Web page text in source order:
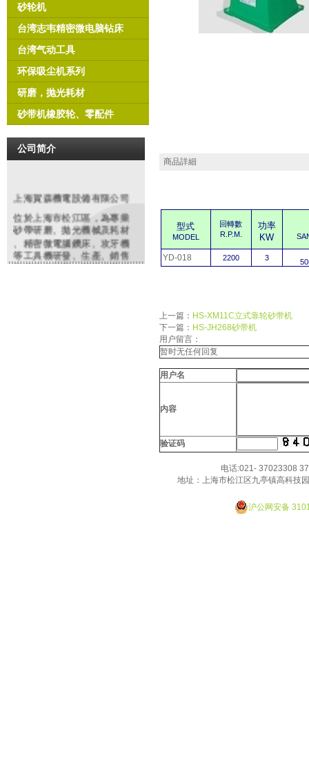
砂轮机
台湾志韦精密微电脑钻床
台湾气动工具
环保吸尘机系列
研磨，抛光耗材
砂带机橡胶轮、零配件
公司简介
上海賀森機電設備有限公司
位於上海市松江區，為專業
砂帶研磨 、拋光機械及耗材
、精密微電腦鑽床、攻牙機
等工具機研發、生產、銷售
和服務提供商。同時代理銷
商品詳細
型式
MODEL
回轉數
R.P.M.
功率
KW
YD-018 2200 3
上一篇： HS-XM11C立式靠轮砂带机
下一篇： HS-JH268砂带机
用户留言：
暂时无任何回复
用户名
内容
验证码
电话:021- 37023308
地址：上海市松江区九亭镇高科技
沪公网安备